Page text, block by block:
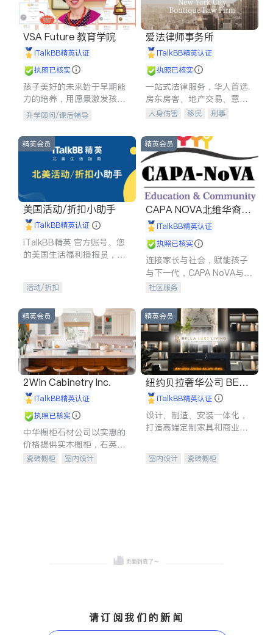
VSA Future 教育学院
iTalkBB精英认证
执照已核实
孩子美好的未来始于早期能
力的培养，用愿景激发孩子
的学习潜力和动力。理念：
拥有成长型心态是成功的基
石。
升学顾问/课后辅导
爱法律师事务所
iTalkBB精英认证
执照已核实
一站式法律服务，华人首选.
房东房客、地产交易、意外
伤害、车祸重伤、商业诉
建筑合同、刑事案件全包办
人身伤害 移民
刑事
信托/遗嘱
商业
索赔
律师-其它 保释
精英会员
美国活动/折扣小助手
iTalkBB精英认证
iTalkBB精英 官方账号。您
的美国生活福利播报员，精
专属福利。
活动/折扣
精英会员
CAPA NOVA北维华裔家
长会iTalkBB精英认证
执照已核实
连接家长与社会，赋能孩子
与下一代，CAPA NoVA与您
携手建设包容、公平、充满
社区服务
精英会员
2Win Cabinetry Inc.
iTalkBB精英认证
执照已核实
中华橱柜石材公司以实惠的
价格提供实木橱柜，石英石
台面，多种优质不锈钢水
瓷砖橱柜
室内设计
精英会员
纽约贝拉奢华公司 BELL
A LUXE
iTalkBB精英认证
设计、制造、安装一体化，
打造高端定制家具和商业空
室内设计
瓷砖橱柜
请订阅我们的新闻